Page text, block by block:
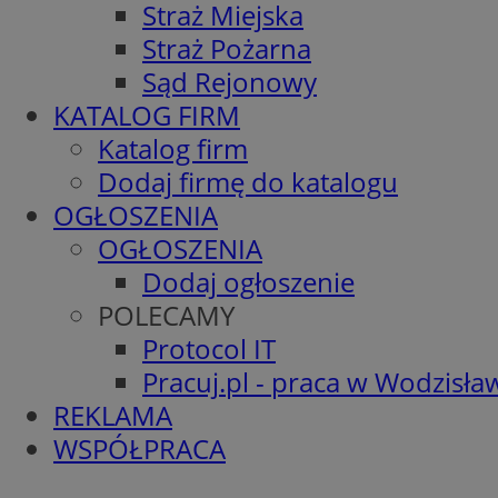
Straż Miejska
Straż Pożarna
Sąd Rejonowy
KATALOG FIRM
Katalog firm
Dodaj firmę do katalogu
OGŁOSZENIA
OGŁOSZENIA
Dodaj ogłoszenie
POLECAMY
Protocol IT
Pracuj.pl - praca w
REKLAMA
WSPÓŁPRACA